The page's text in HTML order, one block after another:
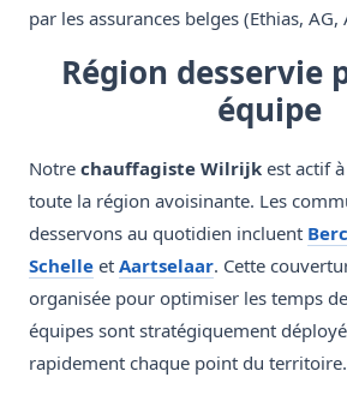
par les assurances belges (Ethias, AG,
Région desservie
équipe
Notre chauffagiste Wilrijk est actif
toute la région avoisinante. Les
desservons au quotidien incluent
Schelle et Aartselaar. Cette
organisée pour optimiser les temps
équipes sont stratégiquement
rapidement chaque point du territoire.